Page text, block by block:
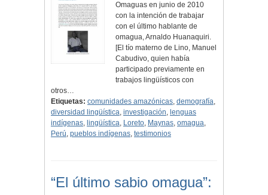
Omaguas en junio de 2010
con la intención de trabajar
con el último hablante de
omagua, Arnaldo Huanaquiri.
[El tío materno de Lino, Manuel
Cabudivo, quien había
participado previamente en
trabajos lingüísticos con
otros…
Etiquetas: comunidades amazónicas, demografía,
diversidad lingüística, investigación, lenguas
indígenas, lingüística, Loreto, Maynas, omagua,
Perú, pueblos indígenas, testimonios
“El último sabio omagua”: